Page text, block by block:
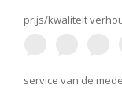
prijs/kwaliteit
service van de